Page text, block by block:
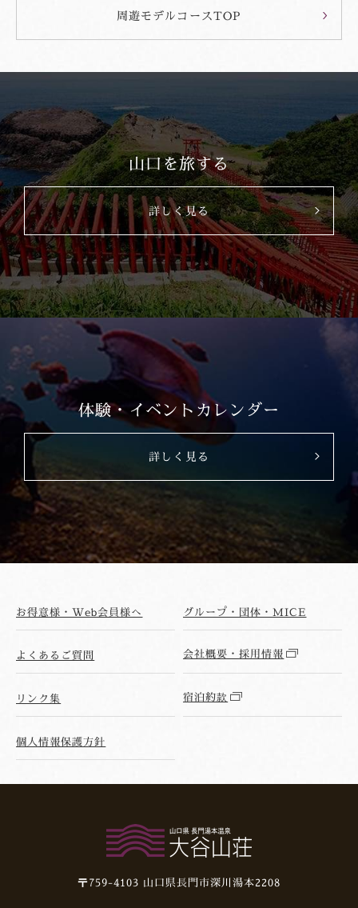
周遊モデルコースTOP
山口を旅する
詳しく見る
体験・イベントカレンダー
詳しく見る
お得意様・Web会員様へ グループ・団体・MICE
よくあるご質問 会社概要・採用情報
リンク集 宿泊約款
個人情報保護方針
〒759-4103 山口県長門市深川湯本2208